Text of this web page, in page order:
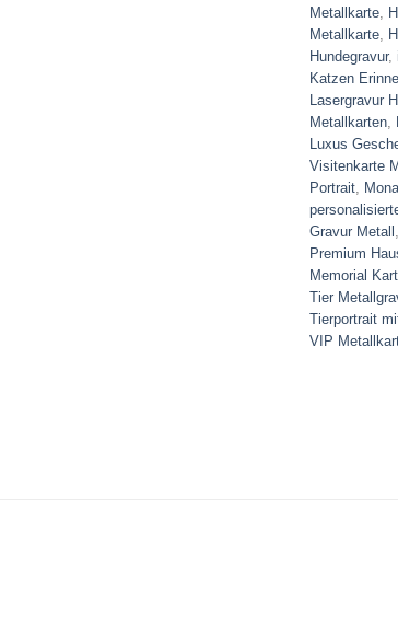
Metallkarte
Metallkarte
Hundegravur,
Katzen
Lasergravur
Metallkarten
Luxus
Visitenkarte
Portrait
Gravur Metall
Premium
Memorial
Tier
Tierportrait
VIP